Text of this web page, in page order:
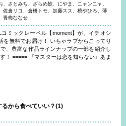
、さとみち、ざらめ鮫、にやま、ニャンニャ、
佐倉リコ、倉橋トモ、加藤スス、橈やひろ、薄
青梅ななせ
コミックレーベル【moment】が、イチオシ
を無料でお届け！ いちゃラブからこってり
、豊富な作品ラインナップの一部を紹介し
！ ===== 『マスターは恋を知らない』あま
るから食べていい？(1)